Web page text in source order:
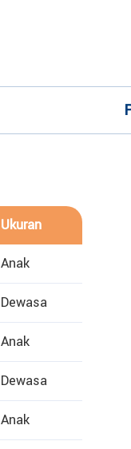
Ukuran
Anak
Dewasa
Anak
Dewasa
Anak